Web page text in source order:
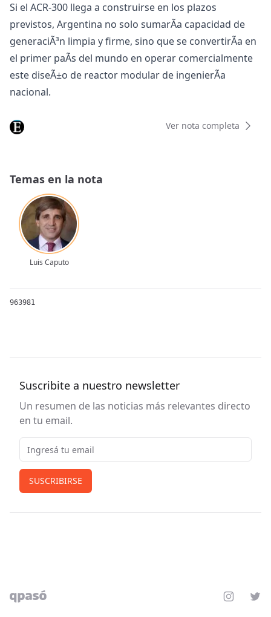
Si el ACR-300 llega a construirse en los plazos
previstos, Argentina no solo sumarÃ­a capacidad de
generaciÃ³n limpia y firme, sino que se convertirÃ­a en
el primer paÃ­s del mundo en operar comercialmente
este diseÃ±o de reactor modular de ingenierÃ­a
nacional.
Ver nota completa
Temas en la nota
Luis Caputo
963981
Suscribite a nuestro newsletter
Un resumen de las noticias más relevantes directo
en tu email.
Email
SUSCRIBIRSE
Instagram